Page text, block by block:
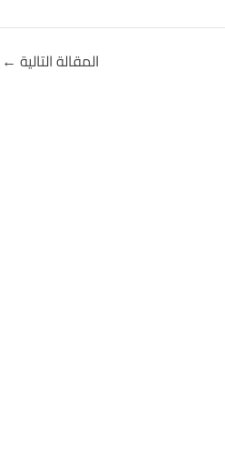
المقالة التالية ←